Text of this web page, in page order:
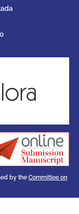
by the Committee on